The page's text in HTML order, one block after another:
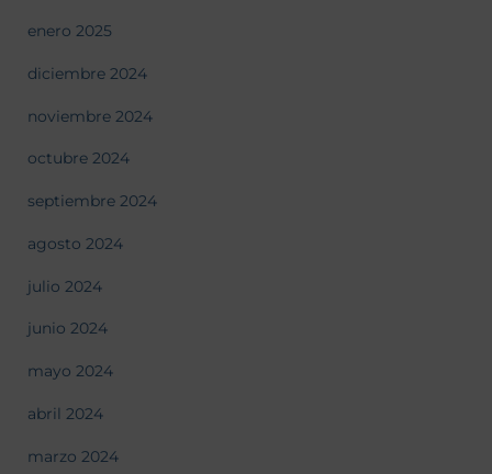
enero 2025
diciembre 2024
noviembre 2024
octubre 2024
septiembre 2024
agosto 2024
julio 2024
junio 2024
mayo 2024
abril 2024
marzo 2024